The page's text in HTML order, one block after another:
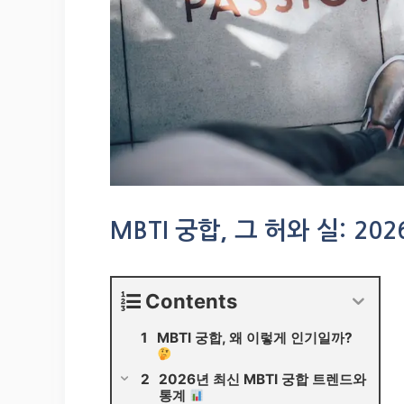
MBTI 궁합, 그 허와 실:
Contents
MBTI 궁합, 왜 이렇게 인기일까?
2026년 최신 MBTI 궁합 트렌드와
통계